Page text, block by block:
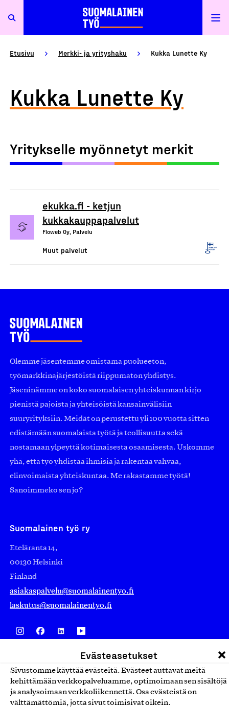
Evästeasetukset
Sivustomme käyttää evästeitä. Evästeet auttavat meitä
kehittämään verkkopalveluamme, optimoimaan sen sisältöjä
ja analysoimaan verkkoliikennettä. Osa evästeistä on
välttämättömiä, jotta sivut toimisivat oikein.
Etusivu Merkki- ja yrityshaku Kukka Lunette Ky
Kukka Lunette Ky
Yritykselle myönnetyt merkit
ekukka.fi - ketjun
kukkakauppapalvelut
Floweb Oy, Palvelu
Muut palvelut
Olemme jäsentemme omistama puolueeton,
työmarkkinajärjestöistä riippumaton yhdistys.
Jäseninämme on koko suomalaisen yhteiskunnan kirjo
pienistä pajoista ja yhteisöistä kansainvälisiin
suuryrityksiin. Meidät on perustettu yli 100 vuotta sitten
edistämään suomalaista työtä ja teollisuutta sekä
nostamaan ylpeyttä kotimaisesta osaamisesta. Uskomme
yhä, että työ yhdistää ihmisiä ja rakentaa vahvaa,
elinvoimaista yhteiskuntaa. Me rakastamme työtä!
Sanoimmeko sen jo?
Suomalainen työ ry
Eteläranta 14,
00130 Helsinki
Finland
asiakaspalvelu@suomalainentyo.fi
laskutus@suomalainentyo.fi